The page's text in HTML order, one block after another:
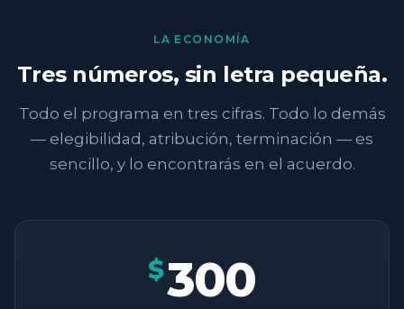
LA ECONOMÍA
Tres números, sin letra pequeña.
Todo el programa en tres cifras. Todo lo demás
— elegibilidad, atribución, terminación — es
sencillo, y lo encontrarás en el acuerdo.
$300